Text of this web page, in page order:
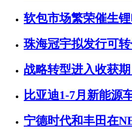
软包市场繁荣催生
珠海冠宇拟发行可
战略转型进入收获
比亚迪1-7月新能源
宁德时代和丰田在